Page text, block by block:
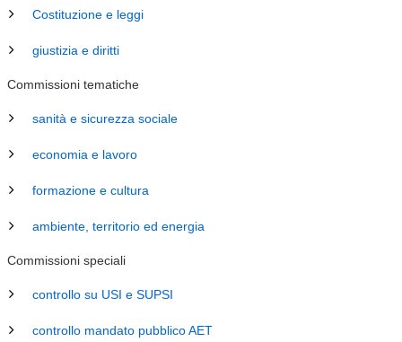
Costituzione e leggi
giustizia e diritti
Commissioni tematiche
sanità e sicurezza sociale
economia e lavoro
formazione e cultura
ambiente, territorio ed energia
Commissioni speciali
controllo su USI e SUPSI
controllo mandato pubblico AET